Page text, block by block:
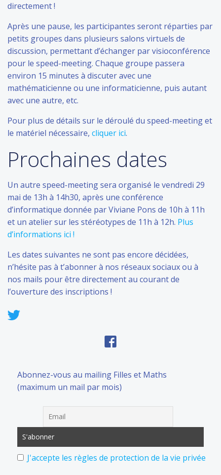
directement !
Après une pause, les participantes seront réparties par
petits groupes dans plusieurs salons virtuels de
discussion, permettant d’échanger par visioconférence
pour le speed-meeting. Chaque groupe passera
environ 15 minutes à discuter avec une
mathématicienne ou une informaticienne, puis autant
avec une autre, etc.
Pour plus de détails sur le déroulé du speed-meeting et
le matériel nécessaire, cliquer ici.
Prochaines dates
Un autre speed-meeting sera organisé le vendredi 29
mai de 13h à 14h30, après une conférence
d’informatique donnée par Viviane Pons de 10h à 11h
et un atelier sur les stéréotypes de 11h à 12h. Plus
d’informations ici !
Les dates suivantes ne sont pas encore décidées,
n’hésite pas à t’abonner à nos réseaux sociaux ou à
nos mails pour être directement au courant de
l’ouverture des inscriptions !
Abonnez-vous au mailing Filles et Maths
(maximum un mail par mois)
J'accepte les règles de protection de la vie privée